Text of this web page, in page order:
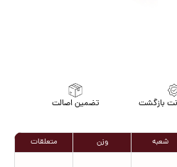
تضمین اصالت
شعبه وزن متعلقات